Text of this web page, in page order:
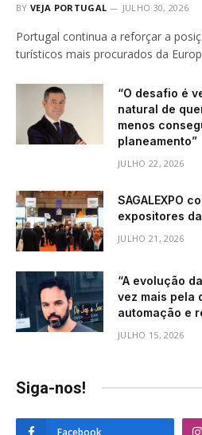
BY VEJA PORTUGAL JULHO 30, 2026
Portugal continua a reforçar a
turísticos mais procurados da
“O desafio é
natural de
menos
planeamento”
JULHO 22, 2026
SAGALEXPO
expositores
JULHO 21, 2026
“A evolução
vez mais pela
automação e
JULHO 15, 2026
Siga-nos!
Facebook